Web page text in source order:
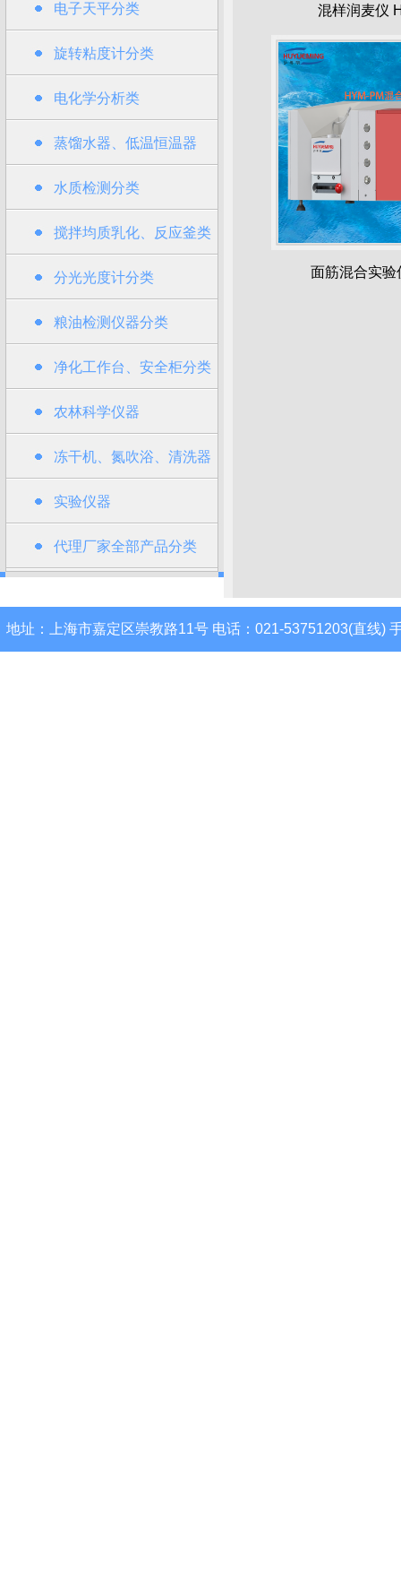
电子天平分类
旋转粘度计分类
电化学分析类
蒸馏水器、低温恒温器
水质检测分类
搅拌均质乳化、反应釜类
分光光度计分类
粮油检测仪器分类
净化工作台、安全柜分类
农林科学仪器
冻干机、氮吹浴、清洗器
类
实验仪器
代理厂家全部产品分类
混样润麦仪
面筋混合实验
地址：上海市嘉定区崇教路11号 电话：021-53751203(直线)